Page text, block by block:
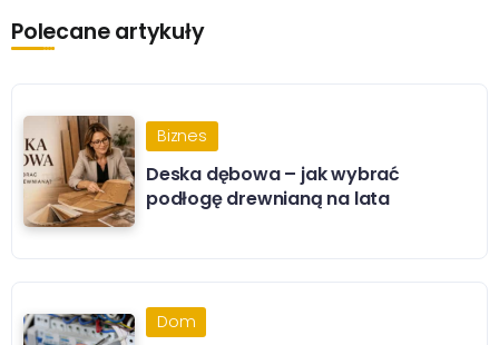
Polecane artykuły
Biznes
Deska dębowa – jak wybrać
podłogę drewnianą na lata
Dom